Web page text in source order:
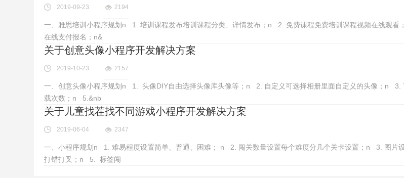
2019-09-23 2194
一、雅思培训小程序规划n 1. 培训课程发布培训课程分类、详情发布；n 2. 免费课程免费培训课程视频在线观
在线支付报名；n&
关于创意头像小程序开发解决方案
2019-10-23 2157
一、创意头像小程序规划n 1. 头像DIY自由选择头像库头像等；n 2. 自定义可选择相册里面自定义的头像；n 3.
载次数；n 5.&nb
关于儿童找茬找不同游戏小程序开发解决方案
2019-06-04 2347
一、小程序规划n 1. 难易程度设置简单、普通、困难； n 2. 闯关数量设置每个难度分几个关卡设置；n 3. 图片
打错打叉；n 5. 标签闯